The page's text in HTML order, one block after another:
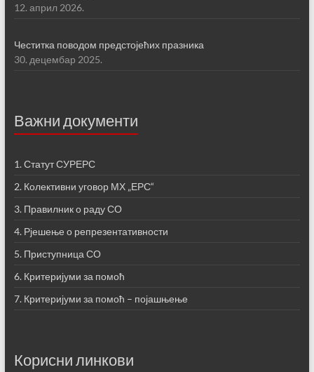
12. април 2026.
Честитка поводом предстојећих празника
30. децембар 2025.
Важни документи
1. Статут СУРЕРС
2. Колективни уговор МХ „ЕРС“
3. Правилник о раду СО
4. Рјешење о репрезентативности
5. Приступница СО
6. Критеријуми за помоћ
7. Критеријуми за помоћ – појашњење
Корисни линкови